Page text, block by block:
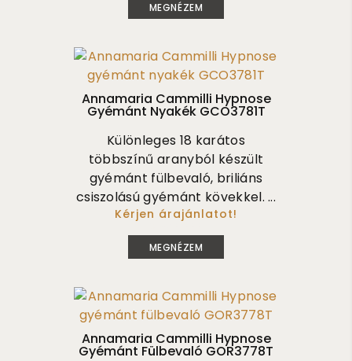
MEGNÉZEM
Annamaria Cammilli Hypnose
Gyémánt Nyakék GCO3781T
Különleges 18 karátos
többszínű aranyból készült
gyémánt fülbevaló, briliáns
csiszolású gyémánt kövekkel. ...
Kérjen árajánlatot!
MEGNÉZEM
Annamaria Cammilli Hypnose
Gyémánt Fülbevaló GOR3778T